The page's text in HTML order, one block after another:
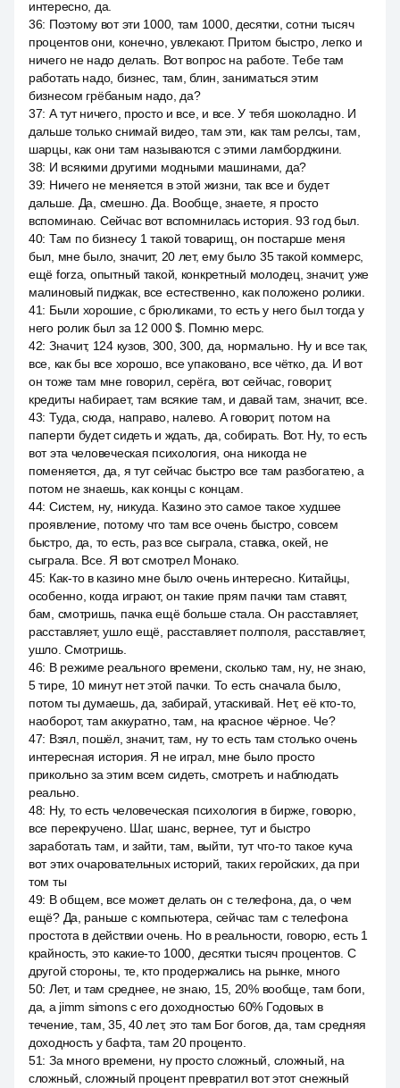
интересно, да.
36: Поэтому вот эти 1000, там 1000, десятки, сотни тысяч
процентов они, конечно, увлекают. Притом быстро, легко и
ничего не надо делать. Вот вопрос на работе. Тебе там
работать надо, бизнес, там, блин, заниматься этим
бизнесом грёбаным надо, да?
37: А тут ничего, просто и все, и все. У тебя шоколадно. И
дальше только снимай видео, там эти, как там релсы, там,
шарцы, как они там называются с этими ламборджини.
38: И всякими другими модными машинами, да?
39: Ничего не меняется в этой жизни, так все и будет
дальше. Да, смешно. Да. Вообще, знаете, я просто
вспоминаю. Сейчас вот вспомнилась история. 93 год был.
40: Там по бизнесу 1 такой товарищ, он постарше меня
был, мне было, значит, 20 лет, ему было 35 такой коммерс,
ещё forza, опытный такой, конкретный молодец, значит, уже
малиновый пиджак, все естественно, как положено ролики.
41: Были хорошие, с брюликами, то есть у него был тогда у
него ролик был за 12 000 $. Помню мерс.
42: Значит, 124 кузов, 300, 300, да, нормально. Ну и все так,
все, как бы все хорошо, все упаковано, все чётко, да. И вот
он тоже там мне говорил, серёга, вот сейчас, говорит,
кредиты набирает, там всякие там, и давай там, значит, все.
43: Туда, сюда, направо, налево. А говорит, потом на
паперти будет сидеть и ждать, да, собирать. Вот. Ну, то есть
вот эта человеческая психология, она никогда не
поменяется, да, я тут сейчас быстро все там разбогатею, а
потом не знаешь, как концы с концам.
44: Систем, ну, никуда. Казино это самое такое худшее
проявление, потому что там все очень быстро, совсем
быстро, да, то есть, раз все сыграла, ставка, окей, не
сыграла. Все. Я вот смотрел Монако.
45: Как-то в казино мне было очень интересно. Китайцы,
особенно, когда играют, он такие прям пачки там ставят,
бам, смотришь, пачка ещё больше стала. Он расставляет,
расставляет, ушло ещё, расставляет полполя, расставляет,
ушло. Смотришь.
46: В режиме реального времени, сколько там, ну, не знаю,
5 тире, 10 минут нет этой пачки. То есть сначала было,
потом ты думаешь, да, забирай, утаскивай. Нет, её кто-то,
наоборот, там аккуратно, там, на красное чёрное. Че?
47: Взял, пошёл, значит, там, ну то есть там столько очень
интересная история. Я не играл, мне было просто
прикольно за этим всем сидеть, смотреть и наблюдать
реально.
48: Ну, то есть человеческая психология в бирже, говорю,
все перекручено. Шаг, шанс, вернее, тут и быстро
заработать там, и зайти, там, выйти, тут что-то такое куча
вот этих очаровательных историй, таких геройских, да при
том ты
49: В общем, все может делать он с телефона, да, о чем
ещё? Да, раньше с компьютера, сейчас там с телефона
простота в действии очень. Но в реальности, говорю, есть 1
крайность, это какие-то 1000, десятки тысяч процентов. С
другой стороны, те, кто продержались на рынке, много
50: Лет, и там среднее, не знаю, 15, 20% вообще, там боги,
да, а jimm simons с его доходностью 60% Годовых в
течение, там, 35, 40 лет, это там Бог богов, да, там средняя
доходность у бафта, там 20 проценто.
51: За много времени, ну просто сложный, сложный, на
сложный, сложный процент превратил вот этот снежный